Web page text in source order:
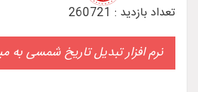
تعداد بازدید : 260721
نرم افزار تبدیل تاریخ شمسی به